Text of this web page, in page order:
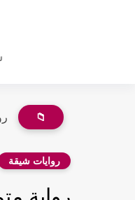
📁
روايات شيقة